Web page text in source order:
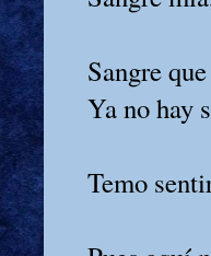
Sangre
Ya no hay
Temo